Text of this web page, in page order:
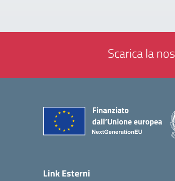
Scarica la
Link Esterni